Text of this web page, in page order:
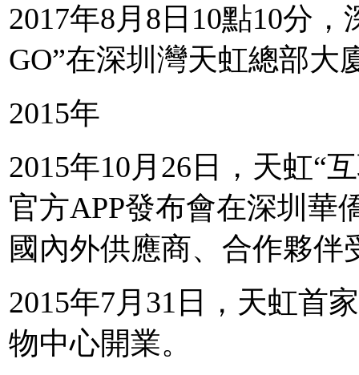
2017年8月8日10點10分
GO”在深圳灣天虹總部大
2015年
2015年10月26日，天虹“
官方APP發布會在深圳華
國內外供應商、合作夥伴
2015年7月31日，天虹首
物中心開業。